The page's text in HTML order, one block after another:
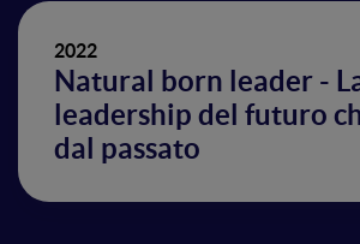
2022
Natural born leader -
leadership del futuro
dal passato